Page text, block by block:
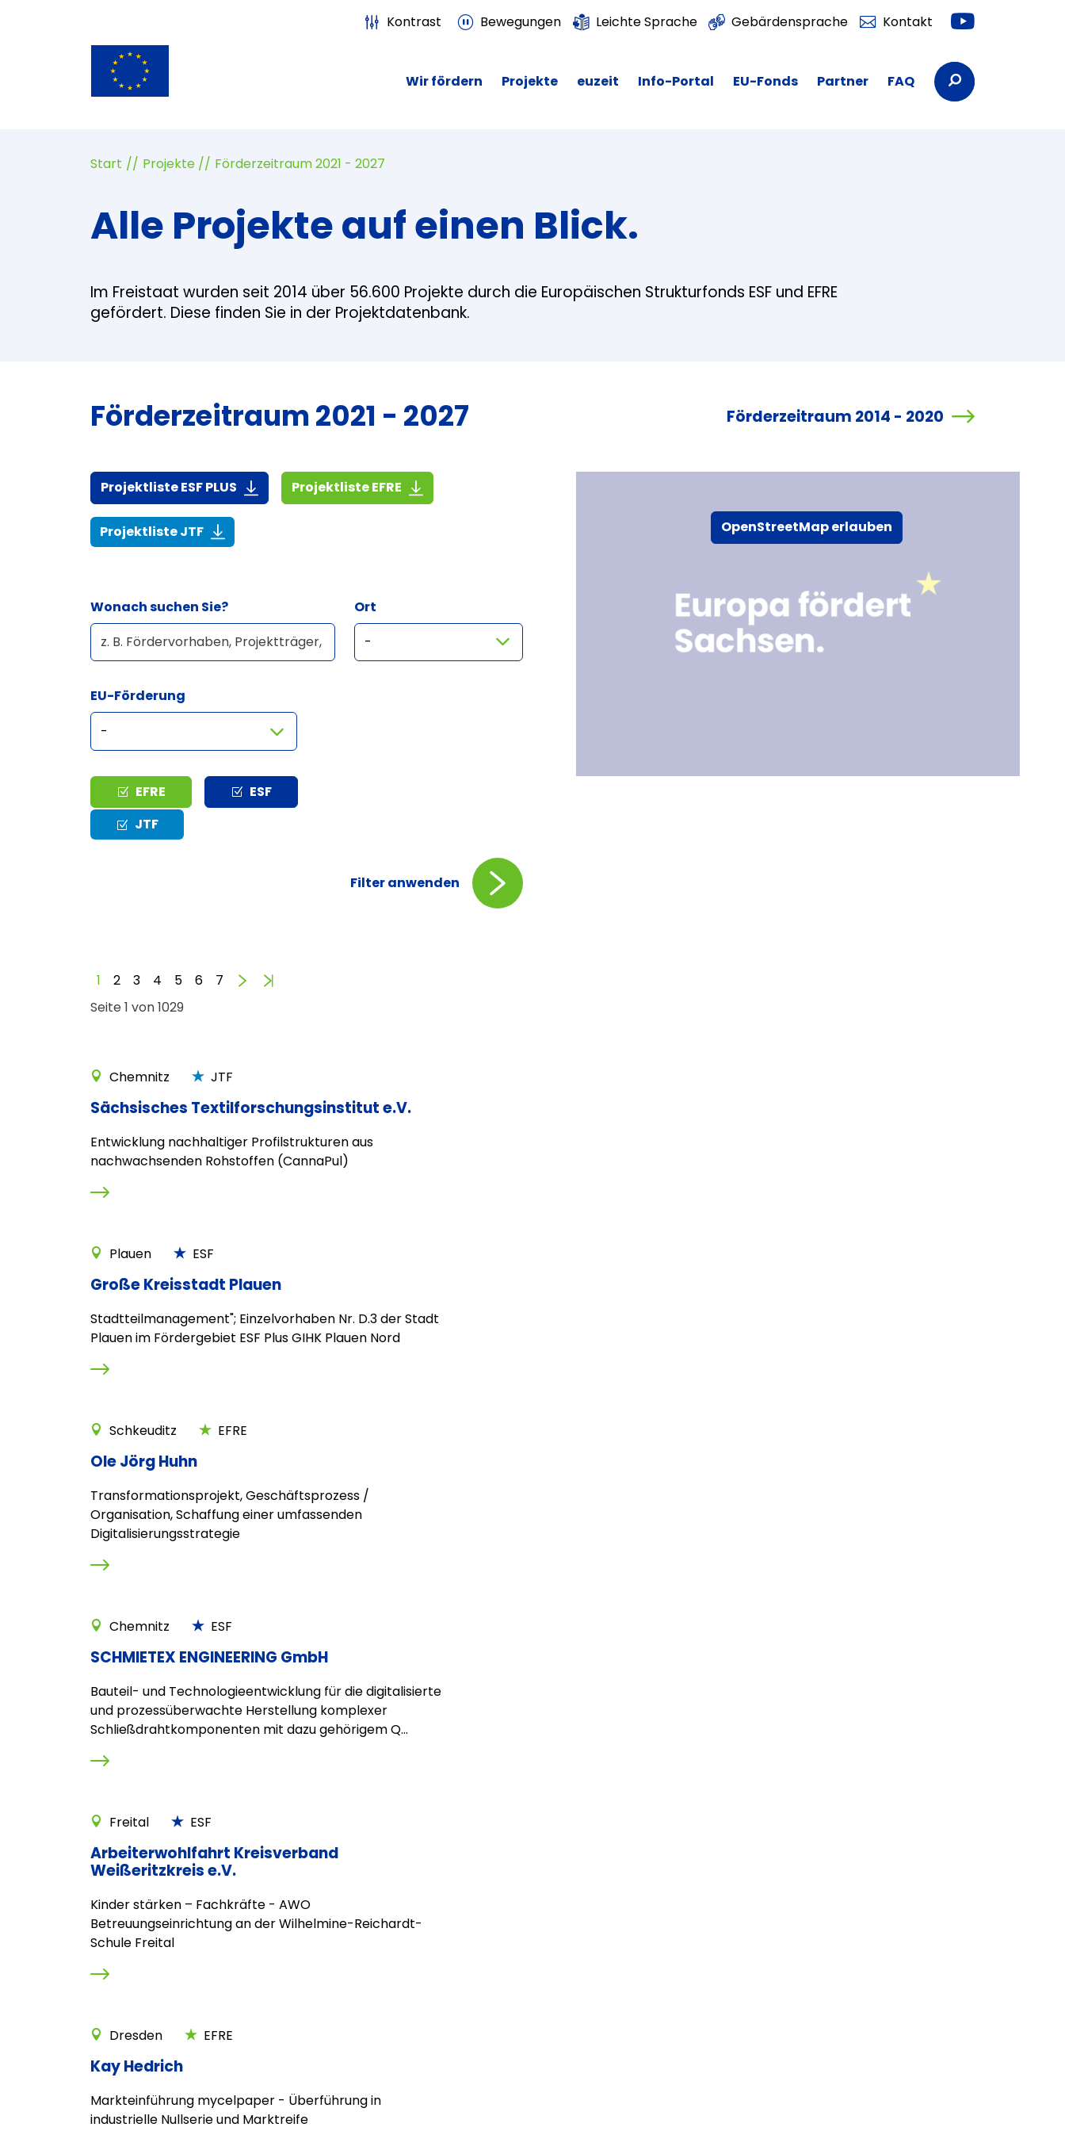
Kontrast Bewegungen Leichte Sprache Gebärdensprache Kontakt Youtube
Wir fördern Projekte euzeit Info-Portal EU-Fonds Partner FAQ Suchbegriffe
Start Projekte Förderzeitraum 2021 - 2027
Alle Projekte auf einen Blick.
Im Freistaat wurden seit 2014 über 56.600 Projekte durch die Europäischen Strukturfonds ESF und EFRE
gefördert. Diese finden Sie in der Projektdatenbank.
Förderzeitraum 2021 - 2027 Förderzeitraum 2014 - 2020
Projektliste ESF PLUS (916,7 KiB)Projektliste EFRE (1,4 MiB)
Projektliste JTF(268,6 KiB)
Wonach suchen Sie? Ort
EU-Förderung
Typ EFRE
ESF
JTF
Filter anwenden
Seite 1 von 1029
1 2 3 4 5 6 7 Vorwärts
Chemnitz JTF
Sächsisches Textilforschungsinstitut e.V.
Entwicklung nachhaltiger Profilstrukturen aus
nachwachsenden Rohstoffen (CannaPul)
Plauen ESF
Große Kreisstadt Plauen
Stadtteilmanagement"; Einzelvorhaben Nr. D.3 der Stadt
Plauen im Fördergebiet ESF Plus GIHK Plauen Nord
Schkeuditz EFRE
Ole Jörg Huhn
Transformationsprojekt, Geschäftsprozess /
Organisation, Schaffung einer umfassenden
Digitalisierungsstrategie
Chemnitz ESF
SCHMIETEX ENGINEERING GmbH
Bauteil- und Technologieentwicklung für die digitalisierte
und prozessüberwachte Herstellung komplexer
Schließdrahtkomponenten mit dazu gehörigem Q...
Freital ESF
Arbeiterwohlfahrt Kreisverband
Weißeritzkreis e.V.
Kinder stärken – Fachkräfte - AWO
Betreuungseinrichtung an der Wilhelmine-Reichardt-
Schule Freital
Dresden EFRE
Kay Hedrich
Markteinführung mycelpaper - Überführung in
industrielle Nullserie und Marktreife
OpenStreetMap erlauben